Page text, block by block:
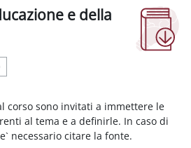
e della
corso sono invitati a immettere le
al tema e a definirle. In caso di
necessario citare la fonte.